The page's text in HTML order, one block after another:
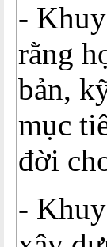
-
rằng
bản,
mục
đời
-